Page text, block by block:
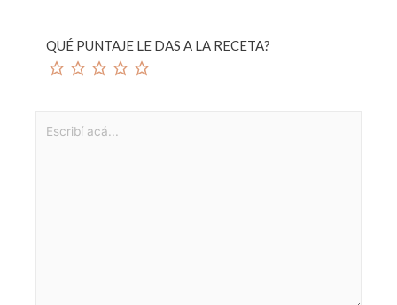
QUÉ PUNTAJE LE DAS A LA RECETA?